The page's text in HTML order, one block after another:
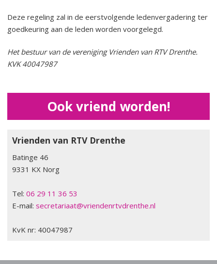
Deze regeling zal in de eerstvolgende ledenvergadering ter
goedkeuring aan de leden worden voorgelegd.
Het bestuur van de vereniging Vrienden van RTV Drenthe.
KVK 40047987
Ook vriend worden!
Vrienden van RTV Drenthe
Batinge 46
9331 KX Norg
Tel: 06 29 11 36 53
E-mail: secretariaat@vriendenrtvdrenthe.nl
KvK nr: 40047987